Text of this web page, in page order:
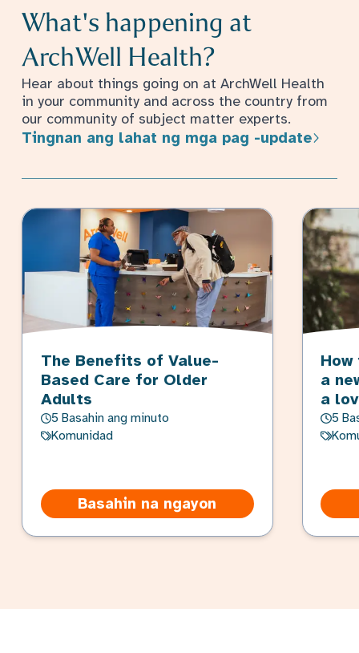
What's happening at
ArchWell Health?
Hear about things going on at ArchWell Health
in your community and across the country from
our community of subject matter experts.
Tingnan ang lahat ng mga pag -update
The Benefits of Value-
Based Care for Older
Adults
5 Basahin ang minuto
Komunidad
Basahin na ngayon
a
a
5